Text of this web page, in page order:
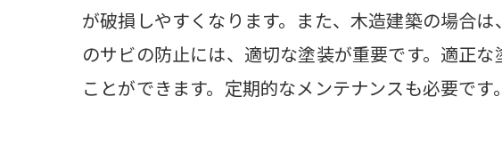
が破損しやすくなります。また、木造建築の場合
のサビの防止には、適切な塗装が重要です。適正
ことができます。定期的なメンテナンスも必要です。